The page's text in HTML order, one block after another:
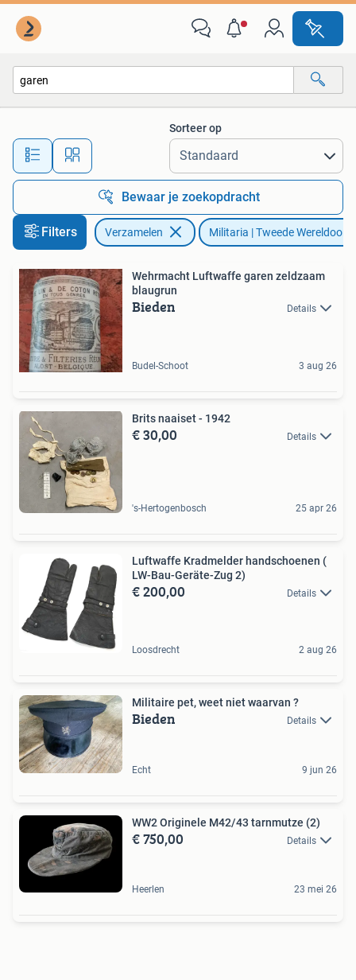
Alle afstanden…
Sorteer op
Bewaar je zoekopdracht
Filters Verzamelen Militaria | Tweede
Wehrmacht Luftwaffe garen zeldzaam
blaugrun
Bieden Details
Budel-Schoot 3 aug 26
Brits naaiset - 1942
€ 30,00 Details
's-Hertogenbosch 25 apr 26
Luftwaffe Kradmelder handschoenen (
LW-Bau-Geräte-Zug 2)
€ 200,00 Details
Loosdrecht 2 aug 26
Militaire pet, weet niet waarvan ?
Bieden Details
Echt 9 jun 26
WW2 Originele M42/43 tarnmutze (2)
€ 750,00 Details
Heerlen 23 mei 26